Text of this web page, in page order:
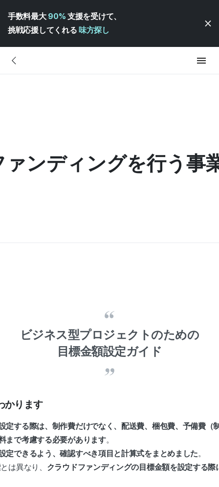
手数料最大 90% 支援を受けて、
挑戦応援してくれる 味方探し
ンディングを行う事
ビジネス型プロジェクトのための
目標金額設定ガイド
かります
定する際は、制作費だけでなく、配送費、梱包費、予備費（
まで考慮する必要があります。
定できるよう、確認すべき項目と計算式をまとめました。
は異なり、 クラウドファンディングの目標金額を設定する